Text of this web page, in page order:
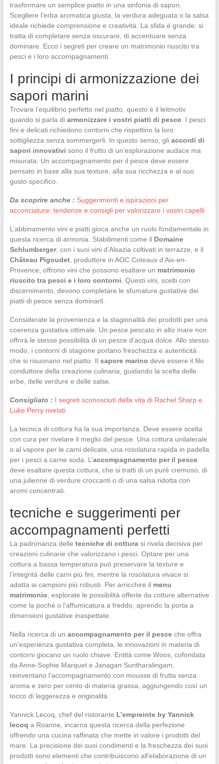
trasformare un semplice piatto in una sinfonia di sapori.
Scegliere l’erba aromatica giusta, la verdura adeguata o la salsa
ideale richiede comprensione e creatività. La sfida è grande: si
tratta di completare senza oscurare, di accentuare senza
dominare. Ecco i segreti per creare un matrimonio riuscito tra
pesci e i loro accompagnamenti.
I principi di armonizzazione dei
sapori marini
Trovare l’equilibrio perfetto nel piatto, questo è il leitmotiv
quando si parla di armonizzare i vostri piatti di pesce. I pesci
fini e delicati richiedono contorni che rispettino la loro
sottigliezza senza sommergerli. In questo senso, gli accordi di
sapori innovativi sono il frutto di un’esplorazione audace ma
misurata. Un accompagnamento per il pesce deve essere
pensato in base alla sua texture, alla sua ricchezza e al suo
gusto specifico.
Da scoprire anche : Suggerimenti e ispirazioni per
acconciature: tendenze e consigli per valorizzare i vostri capelli
L’abbinamento vini e piatti gioca anche un ruolo fondamentale in
questa ricerca di armonia. Stabilimenti come il Domaine
Schlumberger, con i suoi vini d’Alsazia coltivati in terrazze, e il
Château Pigoudet, produttore in AOC Coteaux d’Aix-en-
Provence, offrono vini che possono esaltare un matrimonio
riuscito tra pesci e i loro contorni . Questi vini, scelti con
discernimento, devono completare le sfumature gustative dei
piatti di pesce senza dominarli.
Considerate la provenienza e la stagionalità dei prodotti per una
coerenza gustativa ottimale. Un pesce pescato in alto mare non
offrirà le stesse possibilità di un pesce d’acqua dolce. Allo stesso
modo, i contorni di stagione portano freschezza e autenticità
che si risuonano nel piatto. Il sapore marino deve essere il filo
conduttore della creazione culinaria, guidando la scelta delle
erbe, delle verdure e delle salse.
Consigliato : I segreti sconosciuti della vita di Rachel Sharp e
Luke Perry rivelati
La tecnica di cottura ha la sua importanza. Deve essere scelta
con cura per rivelare il meglio del pesce. Una cottura unilaterale
o al vapore per le carni delicate, una rosolatura rapida in padella
per i pesci a carne soda. L’accompagnamento per il pesce
deve esaltare questa cottura, che si tratti di un purè cremoso, di
una julienne di verdure croccanti o di una salsa ridotta con
aromi concentrati.
tecniche e suggerimenti per
accompagnamenti perfetti
La padronanza delle tecniche di cotturasi rivela decisiva per
creazioni culinarie che valorizzano i pesci. Optare per una
cottura a bassa temperatura può preservare la texture e
l’integrità delle carni più fini, mentre la rosolatura vivace si
adatta ai campioni più robusti. Per arricchire il menu
matrimonio , esplorate le possibilità offerte da cotture alternative
come la poché o l’affumicatura a freddo, aprendo la porta a
dimensioni gustative inaspettate.
Nella ricerca di un accompagnamento per il pesceche offra
un’esperienza gustativa completa, le innovazioni in materia di
contorni giocano un ruolo chiave. Entità come Woos, cofondata
da Anne-Sophie Marquet e Janagan Suntharalingam,
reinventano l’accompagnamento con mousse di frutta senza
aroma e zero per cento di materia grassa, aggiungendo così un
tocco di leggerezza e originalità.
Yannick Lecoq, chef del ristorante L’empreinte by Yannick
lecoq a Roanne, incarna questa ricerca della perfezione
offrendo una cucina raffinata che mette in valore i prodotti del
mare. La precisione dei suoi condimenti e la freschezza dei suoi
prodotti sono elementi che contribuiscono all’elaborazione di un